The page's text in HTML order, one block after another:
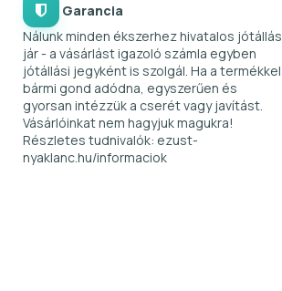
Garancia
Nálunk minden ékszerhez hivatalos jótállás
jár - a vásárlást igazoló számla egyben
jótállási jegyként is szolgál. Ha a termékkel
bármi gond adódna, egyszerűen és
gyorsan intézzük a cserét vagy javítást.
Vásárlóinkat nem hagyjuk magukra!
Részletes tudnivalók: ezust-
nyaklanc.hu/informaciok